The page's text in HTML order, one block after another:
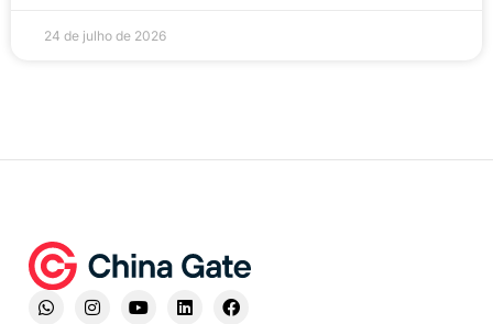
24 de julho de 2026